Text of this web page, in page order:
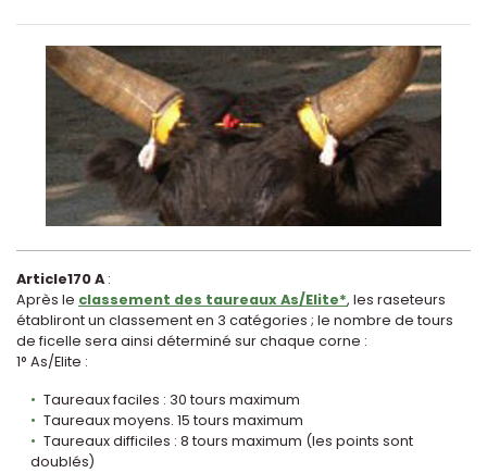
Article170 A :
Après le classement des taureaux As/Elite*, les raseteurs
établiront un classement en 3 catégories ; le nombre de tours
de ficelle sera ainsi déterminé sur chaque corne :
1° As/Elite :
Taureaux faciles : 30 tours maximum
Taureaux moyens. 15 tours maximum
Taureaux difficiles : 8 tours maximum (les points sont
doublés)